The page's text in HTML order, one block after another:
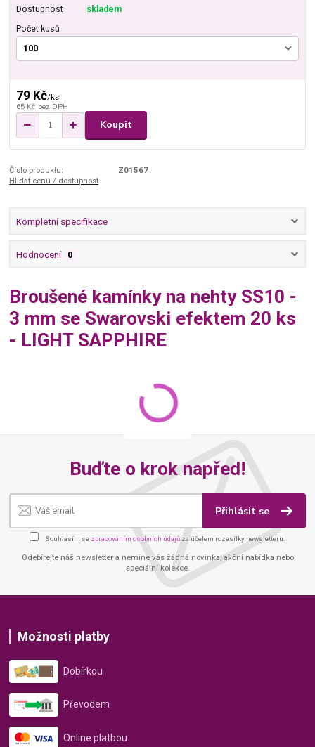
Dostupnost skladem
Počet kusů
79 Kč/ks
65 Kč bez DPH
Koupit
Číslo produktu:
Z01567
Hlídat cenu / dostupnost
Kompletní specifikace
Hodnocení 0
Broušené kamínky na nehty SS10 -
3 mm se Swarovski efektem 20 ks
- LIGHT SAPPHIRE
Buďte o krok napřed!
Přihlásit se
Souhlasím se zpracováním osobních údajů za účelem rozesílky newsletteru.
Odebírejte náš newsletter a nemine vás žádná novinka, akční nabídka nebo
speciální kolekce.
Možnosti platby
Dobírkou
Převodem
Online platbou